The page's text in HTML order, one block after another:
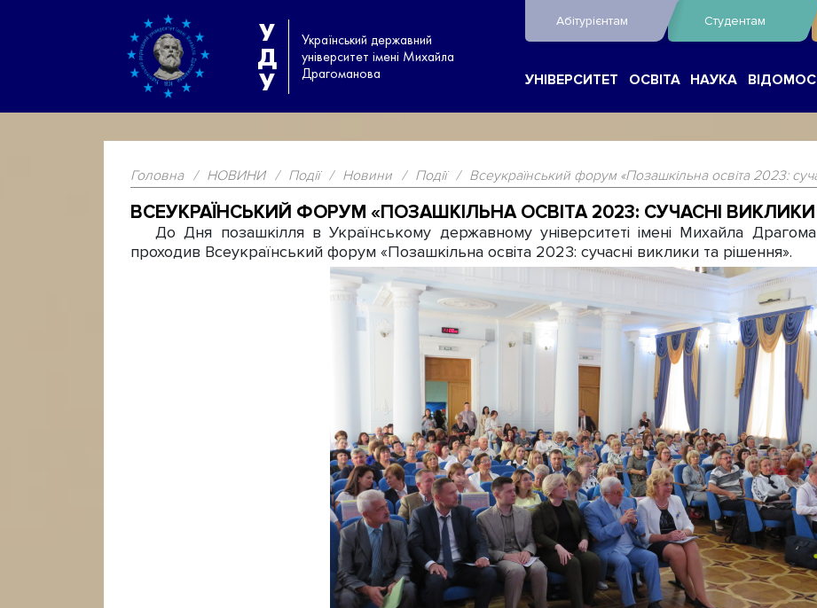
У
Д
У
Український державний
університет імені Михайла
Драгоманова
Абітурієнтам Студентам
УНІВЕРСИТЕТ ОСВІТА НАУКА
Головна / НОВИНИ / Події / Новини / Події / Всеукраїнський форум «Позашкільна освіта 2023:
ВСЕУКРАЇНСЬКИЙ ФОРУМ «ПОЗАШКІЛЬНА ОСВІТА 2023: СУЧАСНІ
До Дня позашкілля в Українському державному університеті імені Михайла
проходив Всеукраїнський форум «Позашкільна освіта 2023: сучасні виклики та рішення».